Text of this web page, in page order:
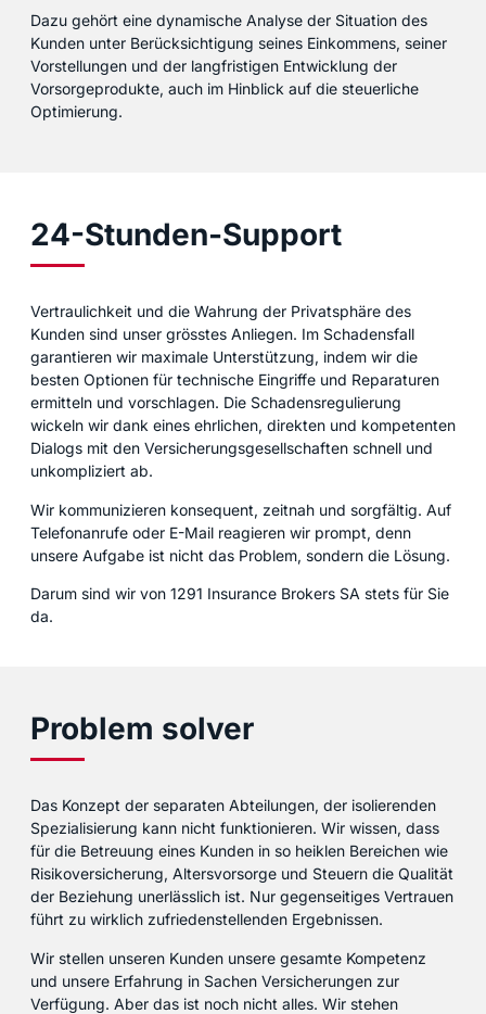
Dazu gehört eine dynamische Analyse der Situation des
Kunden unter Berücksichtigung seines Einkommens, seiner
Vorstellungen und der langfristigen Entwicklung der
Vorsorgeprodukte, auch im Hinblick auf die steuerliche
Optimierung.
24-Stunden-Support
Vertraulichkeit und die Wahrung der Privatsphäre des
Kunden sind unser grösstes Anliegen. Im Schadensfall
garantieren wir maximale Unterstützung, indem wir die
besten Optionen für technische Eingriffe und Reparaturen
ermitteln und vorschlagen. Die Schadensregulierung
wickeln wir dank eines ehrlichen, direkten und kompetenten
Dialogs mit den Versicherungsgesellschaften schnell und
unkompliziert ab.
Wir kommunizieren konsequent, zeitnah und sorgfältig. Auf
Telefonanrufe oder E-Mail reagieren wir prompt, denn
unsere Aufgabe ist nicht das Problem, sondern die Lösung.
Darum sind wir von 1291 Insurance Brokers SA stets für Sie
da.
Problem solver
Das Konzept der separaten Abteilungen, der isolierenden
Spezialisierung kann nicht funktionieren. Wir wissen, dass
für die Betreuung eines Kunden in so heiklen Bereichen wie
Risikoversicherung, Altersvorsorge und Steuern die Qualität
der Beziehung unerlässlich ist. Nur gegenseitiges Vertrauen
führt zu wirklich zufriedenstellenden Ergebnissen.
Wir stellen unseren Kunden unsere gesamte Kompetenz
und unsere Erfahrung in Sachen Versicherungen zur
Verfügung. Aber das ist noch nicht alles. Wir stehen